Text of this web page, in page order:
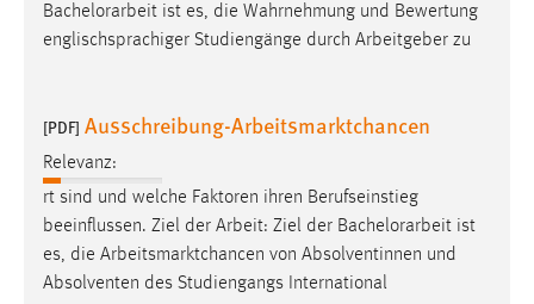
Bachelorarbeit ist es, die Wahrnehmung und Bewertung
englischsprachiger Studiengänge durch Arbeitgeber zu
[PDF] Ausschreibung-Arbeitsmarktchancen
Relevanz:
rt sind und welche Faktoren ihren Berufseinstieg
beeinflussen. Ziel der Arbeit: Ziel der Bachelorarbeit ist
es, die Arbeitsmarktchancen von Absolventinnen und
Absolventen des Studiengangs International
fe_user, be_user, be_lastLoginProvider
Dieser Cookie ist notwendig um sich an der Website
einloggen zu können.
Cookie Laufzeit: